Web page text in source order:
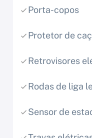
Porta-copos
Protetor de
Retrovisores
Rodas de liga
Sensor de